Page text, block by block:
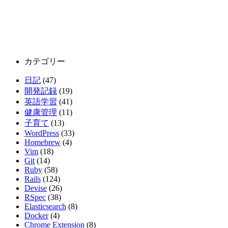
カテゴリー
日記 (47)
開発記録 (19)
英語学習 (41)
健康管理 (11)
子育て (13)
WordPress (33)
Homebrew (4)
Vim (18)
Git (14)
Ruby (58)
Rails (124)
Devise (26)
RSpec (38)
Elasticsearch (8)
Docker(4)
Chrome Extension (8)